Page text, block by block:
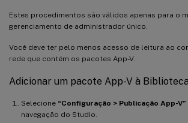
Estes procedimentos são válidos apenas para o
gerenciamento de administrador único.
Você deve ter pelo menos acesso de leitura ao
rede que contém os pacotes App-V.
Adicionar um pacote App-V à
Selecione “Configuração > Publicação App-V”
navegação do Studio.